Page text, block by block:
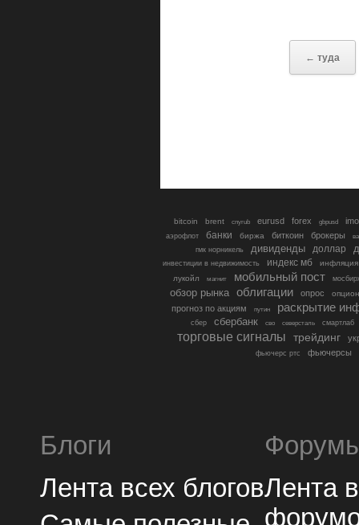
← туда
bitcoin brent cnyrub eurusd forex gbpusd
аэрофлот банки биржа биткоин брокеры
гмк норникель
дивиденды доллар
инвестиции в недвижимость индекс мб
инфляция
лукойл
магнит мобильный пост
обзор рынка облигации опрос
прогноз по акциям путин раскрытие
сбер сбербанк сво северсталь смартлаб
торговые сигналы трейдинг
фьючерс ртс фьючерсы
Блоги
Лента всех блоговЛента